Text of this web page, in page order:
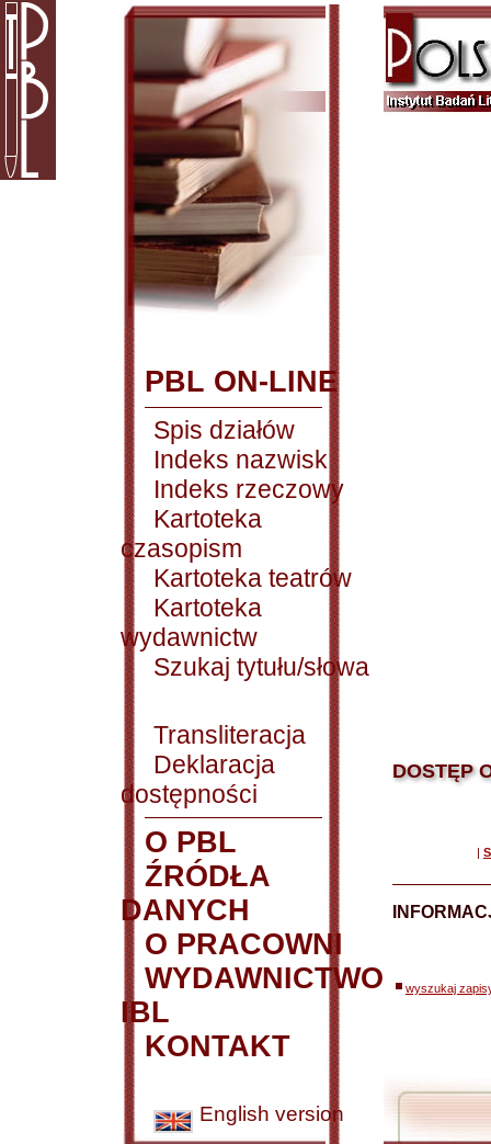
PBL ON-LINE
Spis działów
Indeks nazwisk
Indeks rzeczowy
Kartoteka
czasopism
Kartoteka teatrów
Kartoteka
wydawnictw
Szukaj tytułu/słowa
Transliteracja
Deklaracja
dostępności
O PBL
ŹRÓDŁA
DANYCH
O PRACOWNI
WYDAWNICTWO
IBL
KONTAKT
English version
DOSTĘP
|
wyszukaj